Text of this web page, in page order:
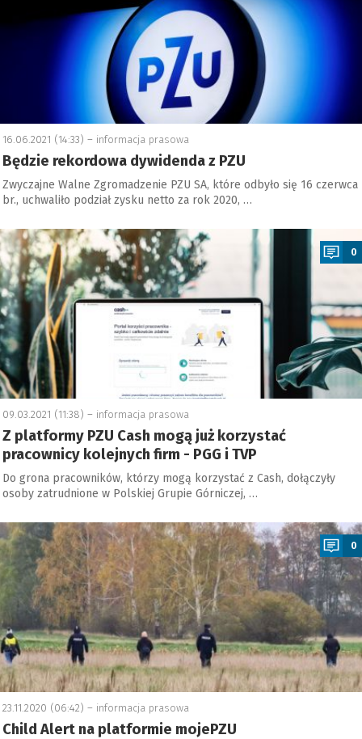
16.06.2021 (14:33) – informacja prasowa
Będzie rekordowa dywidenda z PZU
Zwyczajne Walne Zgromadzenie PZU SA, które odbyło się 16 czerwca
br., uchwaliło podział zysku netto za rok 2020, …
0
09.03.2021 (11:38) – informacja prasowa
Z platformy PZU Cash mogą już korzystać
pracownicy kolejnych firm - PGG i TVP
Do grona pracowników, którzy mogą korzystać z Cash, dołączyły
osoby zatrudnione w Polskiej Grupie Górniczej, …
0
23.11.2020 (06:42) – informacja prasowa
Child Alert na platformie mojePZU